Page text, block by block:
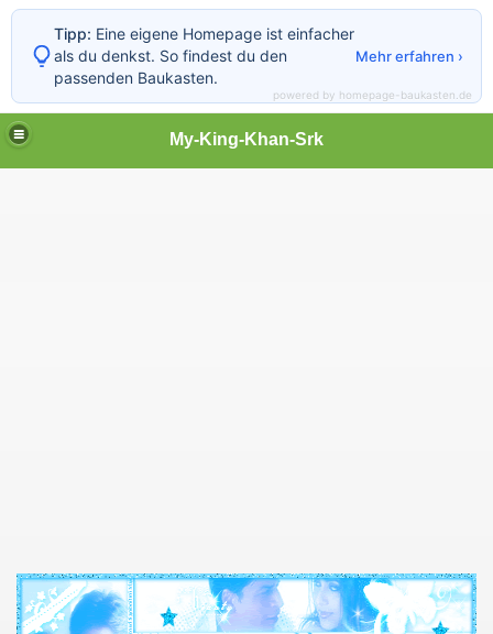
My-King-Khan-Srk
Tipp: Eine eigene Homepage ist einfacher
als du denkst. So findest du den
passenden Baukasten.
Mehr erfahren ›
powered by homepage-baukasten.de